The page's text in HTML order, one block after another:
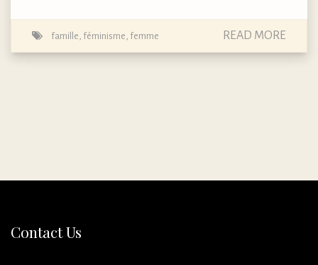
famille féminisme femme READ MORE
Contact Us